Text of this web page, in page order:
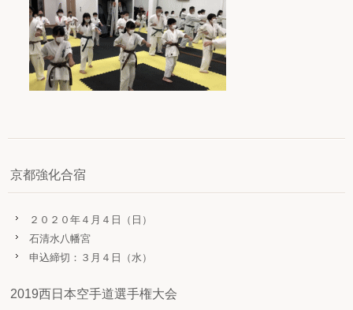
京都強化合宿
２０２０年４月４日（日）
石清水八幡宮
申込締切：３月４日（水）
2019西日本空手道選手権大会